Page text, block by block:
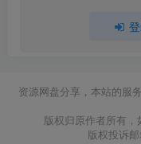
资源网盘分享，本站的服
版权归原作者所有，
版权投诉邮